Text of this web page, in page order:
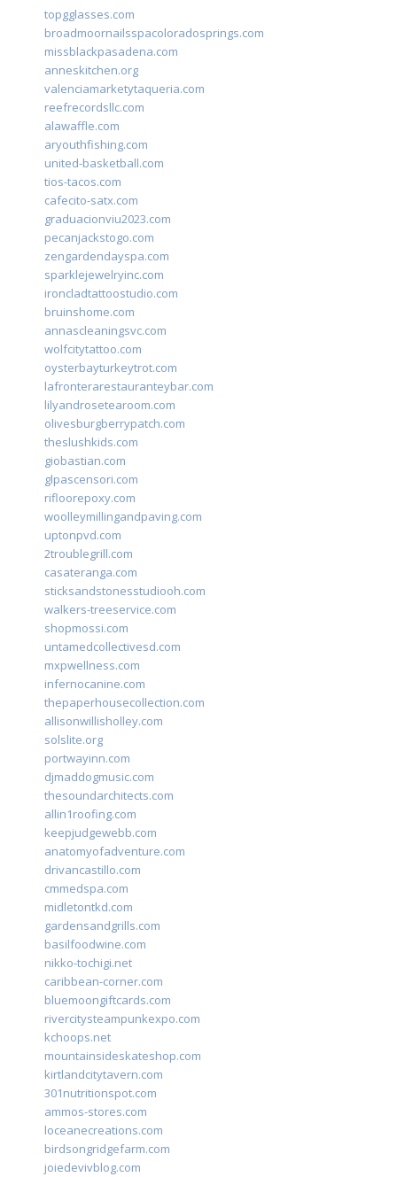
topgglasses.com
broadmoornailsspacoloradosprings.com
missblackpasadena.com
anneskitchen.org
valenciamarketytaqueria.com
reefrecordsllc.com
alawaffle.com
aryouthfishing.com
united-basketball.com
tios-tacos.com
cafecito-satx.com
graduacionviu2023.com
pecanjackstogo.com
zengardendayspa.com
sparklejewelryinc.com
ironcladtattoostudio.com
bruinshome.com
annascleaningsvc.com
wolfcitytattoo.com
oysterbayturkeytrot.com
lafronterarestauranteybar.com
lilyandrosetearoom.com
olivesburgberrypatch.com
theslushkids.com
giobastian.com
glpascensori.com
rifloorepoxy.com
woolleymillingandpaving.com
uptonpvd.com
2troublegrill.com
casateranga.com
sticksandstonesstudiooh.com
walkers-treeservice.com
shopmossi.com
untamedcollectivesd.com
mxpwellness.com
infernocanine.com
thepaperhousecollection.com
allisonwillisholley.com
solslite.org
portwayinn.com
djmaddogmusic.com
thesoundarchitects.com
allin1roofing.com
keepjudgewebb.com
anatomyofadventure.com
drivancastillo.com
cmmedspa.com
midletontkd.com
gardensandgrills.com
basilfoodwine.com
nikko-tochigi.net
caribbean-corner.com
bluemoongiftcards.com
rivercitysteampunkexpo.com
kchoops.net
mountainsideskateshop.com
kirtlandcitytavern.com
301nutritionspot.com
ammos-stores.com
loceanecreations.com
birdsongridgefarm.com
joiedevivblog.com